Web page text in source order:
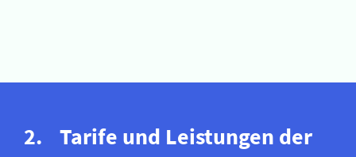
Tarife und Leistungen der